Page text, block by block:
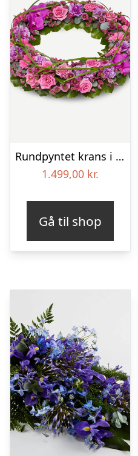
Rundpyntet krans i klassisk stil – pink
1.499,00 kr.
Gå til shop